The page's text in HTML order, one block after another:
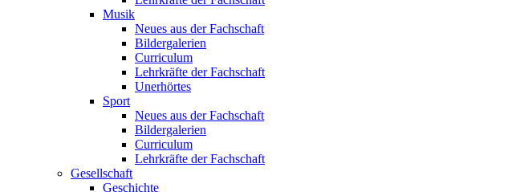
Musik
Neues aus der Fachschaft
Bildergalerien
Curriculum
Lehrkräfte der Fachschaft
Unerhörtes
Sport
Neues aus der Fachschaft
Bildergalerien
Curriculum
Lehrkräfte der Fachschaft
Gesellschaft
Geschichte